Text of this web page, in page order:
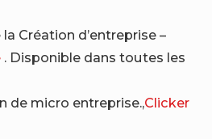
Création d’entreprise –
. Disponible dans toutes les
de micro entreprise.,Clicker